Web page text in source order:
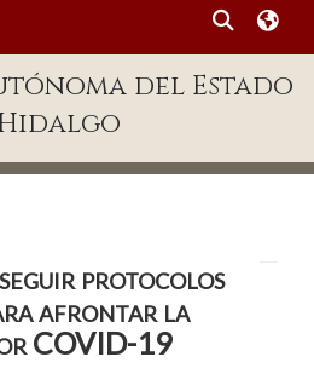
del Estado
protocolos
afrontar la
COVID-19